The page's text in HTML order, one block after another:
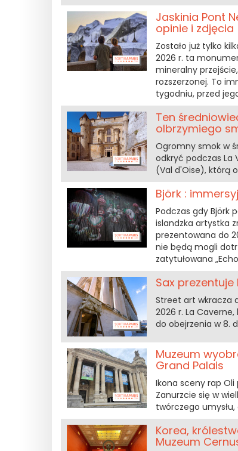
Jaskinia Pont
opinie i zdjęcia
Zostało już tylko
2026 r. ta
mineralny
rozszerzonej. To
tygodniu, przed
Ten
olbrzymiego
Ogromny smok w
odkryć podczas La
(Val d'Oise), którą
Björk :
Podczas gdy Björk
islandzka artystka
prezentowana do
nie będą mogli
zatytułowana
Sax
Street art wkracza
2026 r. La
do obejrzenia w 8.
Muzeum
Grand Palais
Ikona sceny rap
Zanurzcie się w
twórczego
Korea,
Muzeum